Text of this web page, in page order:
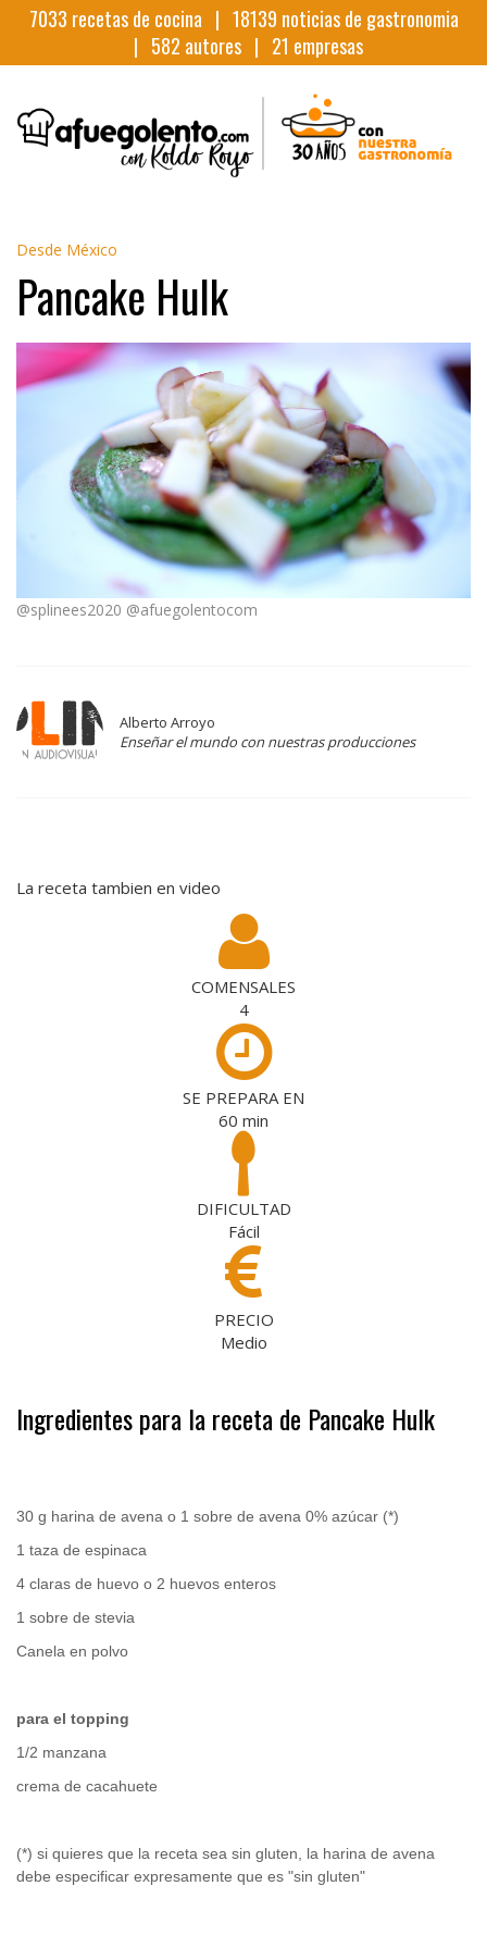
7033 recetas de cocina | 18139 noticias de gastronomia
| 582 autores | 21 empresas
Desde México
Pancake Hulk
@splinees2020 @afuegolentocom
Alberto Arroyo
Enseñar el mundo con nuestras producciones
La receta tambien en video
COMENSALES
4
SE PREPARA EN
60 min
DIFICULTAD
Fácil
PRECIO
Medio
Ingredientes para la receta de Pancake Hulk
30 g harina de avena o 1 sobre de avena 0% azúcar (*)
1 taza de espinaca
4 claras de huevo o 2 huevos enteros
1 sobre de stevia
Canela en polvo
para el topping
1/2 manzana
crema de cacahuete
(*) si quieres que la receta sea sin gluten, la harina de avena
debe especificar expresamente que es "sin gluten"